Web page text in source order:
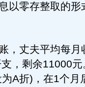
以零存整取的形
丈夫平均每月
，剩余11000
A折)，在1个月